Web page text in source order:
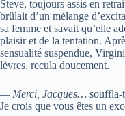
Steve, toujours assis en
brûlait d’un mélange
sa femme et savait qu’elle
plaisir et de la tentation.
sensualité suspendue,
lèvres, recula doucement.
— Merci, Jacques… souffla-
Je crois que vous êtes un